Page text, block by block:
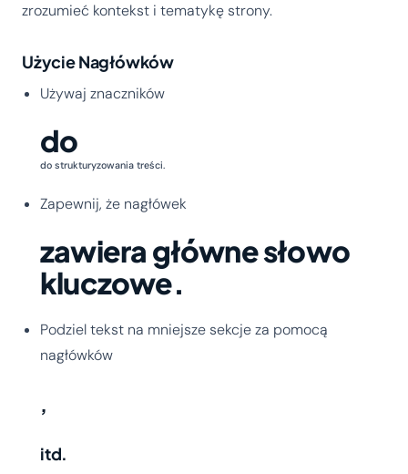
zrozumieć kontekst i tematykę strony.
Użycie Nagłówków
Używaj znaczników
do
do strukturyzowania treści.
Zapewnij, że nagłówek
zawiera główne słowo
kluczowe.
Podziel tekst na mniejsze sekcje za pomocą
nagłówków
,
itd.